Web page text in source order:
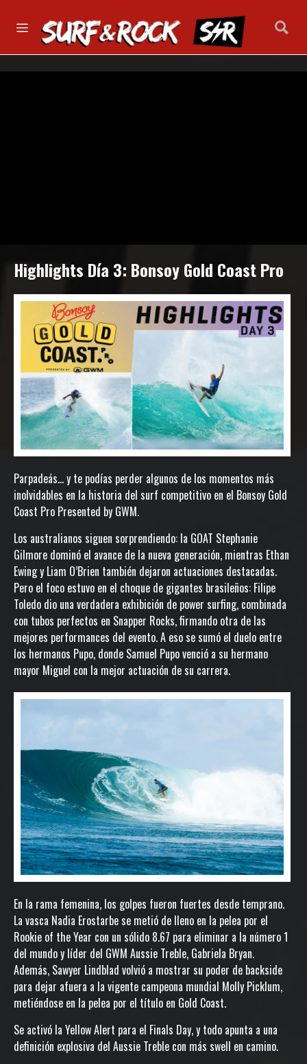
Highlights Día 3: Bonsoy Gold Coast Pro
Parpadeás… y te podías perder algunos de los momentos más
inolvidables en la historia del surf competitivo en el Bonsoy Gold
Coast Pro Presented by GWM.
Los australianos siguen sorprendiendo: la GOAT Stephanie
Gilmore dominó el avance de la nueva generación, mientras Ethan
Ewing y Liam O’Brien también dejaron actuaciones destacadas.
Pero el foco estuvo en el choque de gigantes brasileños: Filipe
Toledo dio una verdadera exhibición de power surfing, combinada
con tubos perfectos en Snapper Rocks, firmando otra de las
mejores performances del evento. A eso se sumó el duelo entre
los hermanos Pupo, donde Samuel Pupo venció a su hermano
mayor Miguel con la mejor actuación de su carrera.
En la rama femenina, los golpes fueron fuertes desde temprano.
La vasca Nadia Erostarbe se metió de lleno en la pelea por el
Rookie of the Year con un sólido 8.67 para eliminar a la número 1
del mundo y líder del GWM Aussie Treble, Gabriela Bryan.
Además, Sawyer Lindblad volvió a mostrar su poder de backside
para dejar afuera a la vigente campeona mundial Molly Picklum,
metiéndose en la pelea por el título en Gold Coast.
Se activó la Yellow Alert para el Finals Day, y todo apunta a una
definición explosiva del Aussie Treble con más swell en camino.